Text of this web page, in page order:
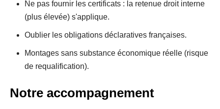
Ne pas fournir les certificats : la retenue droit interne
(plus élevée) s'applique.
Oublier les obligations déclaratives françaises.
Montages sans substance économique réelle (risque
de requalification).
Notre accompagnement